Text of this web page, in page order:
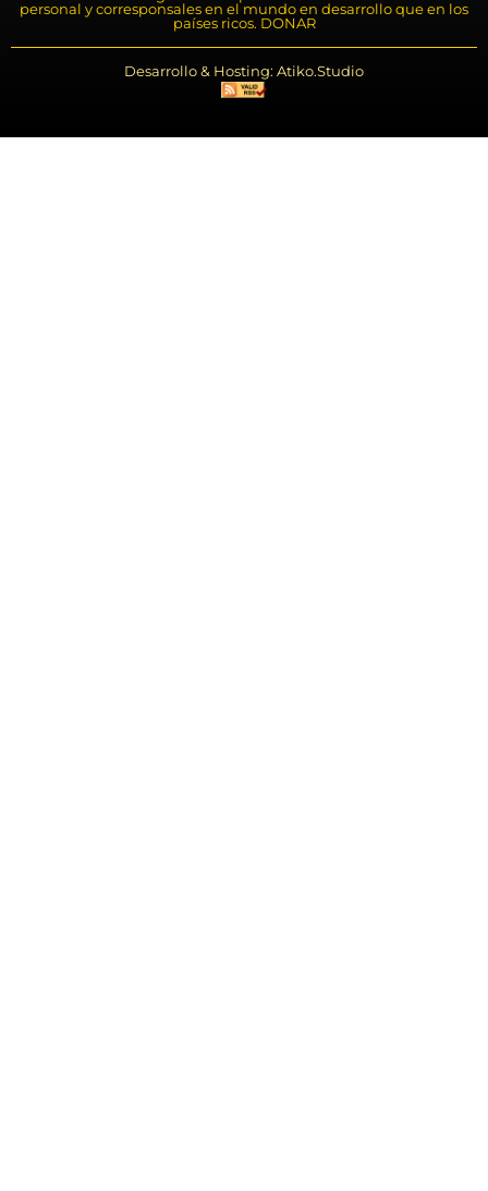
personal y corresponsales en el mundo en desarrollo que en los
países ricos. DONAR
Desarrollo & Hosting: Atiko.Studio